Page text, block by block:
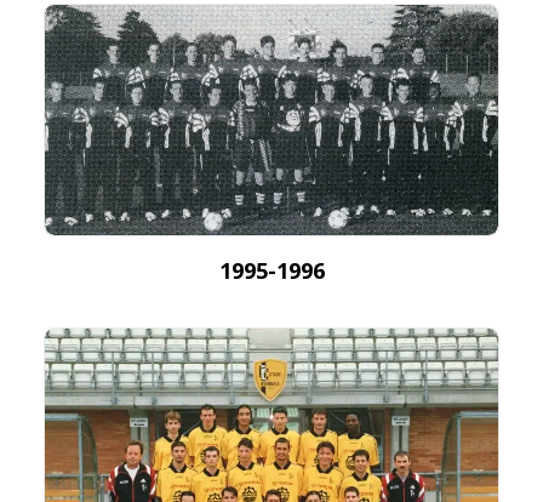
1995-1996